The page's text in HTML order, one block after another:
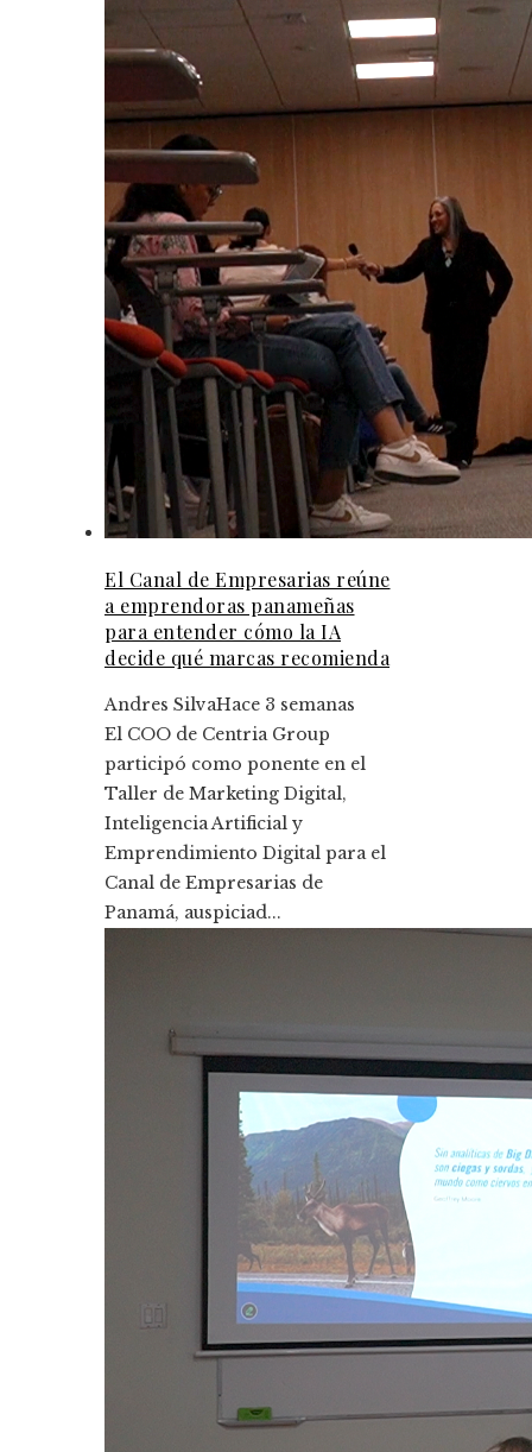
El Canal de Empresarias reúne
a emprendoras panameñas
para entender cómo la IA
decide qué marcas recomienda
Andres SilvaHace 3 semanas
El COO de Centria Group
participó como ponente en el
Taller de Marketing Digital,
Inteligencia Artificial y
Emprendimiento Digital para el
Canal de Empresarias de
Panamá, auspiciad...